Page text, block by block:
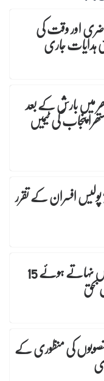
اور وقت کی
ہدایات جاری
میں بارش کے بعد
پنجاب کی ٹیمیں
آئی جی پنجاب نے 7 پولیس افسران کے تقرر
یوحناآباد:بارشی پانی میں نہاتے ہوئے 15
کی منظوری کے